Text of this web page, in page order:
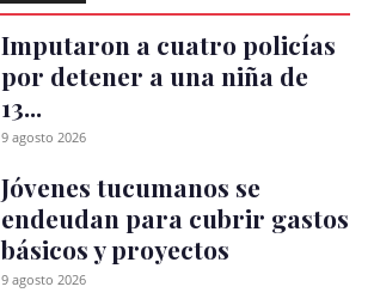
Imputaron a cuatro policías
por detener a una niña de
13...
9 agosto 2026
Jóvenes tucumanos se
endeudan para cubrir gastos
básicos y proyectos
9 agosto 2026